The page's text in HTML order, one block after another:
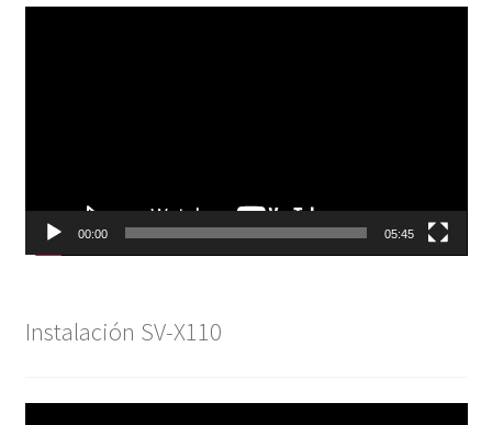
00:00 05:45
Instalación SV-X110